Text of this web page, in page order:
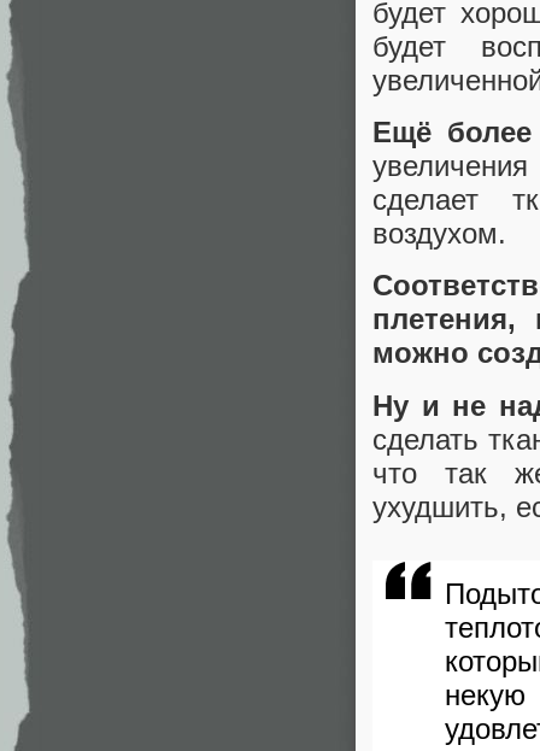
будет
будет
Ещё более
сделает
воздухом.
можно
Ну и не
сделать
что так
ухудшить,